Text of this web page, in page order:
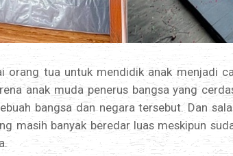
orang tua untuk mendidik anak menjadi
anak muda penerus bangsa yang
bangsa dan negara tersebut. Dan
masih banyak beredar luas meskipun